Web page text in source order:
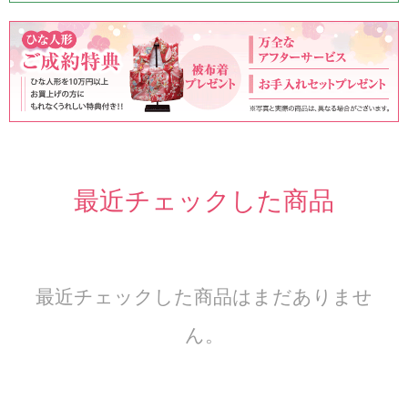
最近チェックした商品
最近チェックした商品はまだありませ
ん。